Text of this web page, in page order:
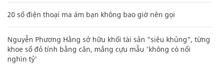
20 số điện thoại ma ám bạn không bao giờ nên gọi
Nguyễn Phương Hằng sở hữu khối tài sản "siêu khủng", từng
khoe sổ đỏ tính bằng cân, mắng cựu mẫu 'không có nổi
nghìn tỷ'